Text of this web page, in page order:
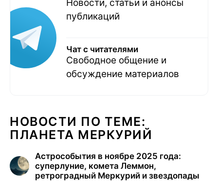
Новости, статьи и анонсы
публикаций
Чат с читателями
Свободное общение и
обсуждение материалов
НОВОСТИ ПО ТЕМЕ:
ПЛАНЕТА МЕРКУРИЙ
Астрособытия в ноябре 2025 года:
суперлуние, комета Леммон,
ретроградный Меркурий и звездопады